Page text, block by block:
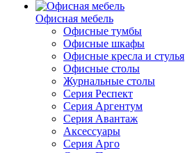
Офисная мебель
Офисные тумбы
Офисные шкафы
Офисные кресла и стулья
Офисные столы
Журнальные столы
Серия Респект
Серия Аргентум
Серия Авантаж
Аксессуары
Серия Арго